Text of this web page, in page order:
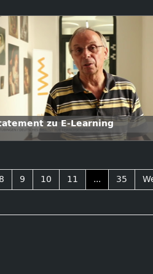
zu E-Learning
8 9 10 11 ... 35